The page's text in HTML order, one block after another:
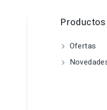
Productos
Ofertas